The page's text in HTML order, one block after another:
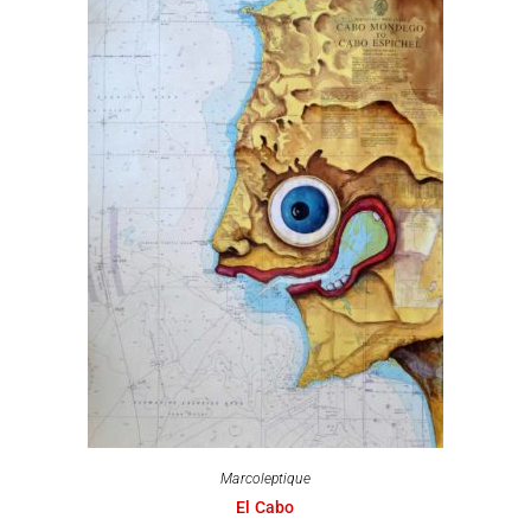
Marcoleptique
El Cabo